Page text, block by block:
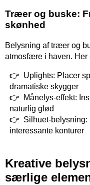
Træer og buske:
skønhed
Belysning af træer og
atmosfære i haven. Her
Uplights: Placer
dramatiske skygger
Månelys-effekt:
naturlig glød
Silhuet-belysning:
interessante konturer
Kreative
særlige